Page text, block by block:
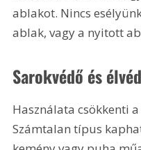
ablakot. Nincs
ablak, vagy a nyitott
Sarokvédő és
Használata csökkenti
Számtalan típus